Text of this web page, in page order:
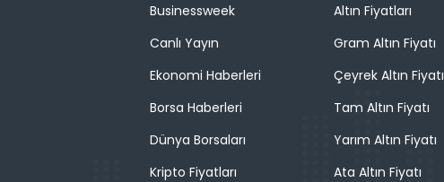
Businessweek
Canlı Yayın
Ekonomi Haberleri
Borsa Haberleri
Dünya Borsaları
Kripto Fiyatları
Altın Fiyatları
Gram Altın Fiyatı
Çeyrek Altın Fiyatı
Tam Altın Fiyatı
Yarım Altın Fiyatı
Ata Altın Fiyatı